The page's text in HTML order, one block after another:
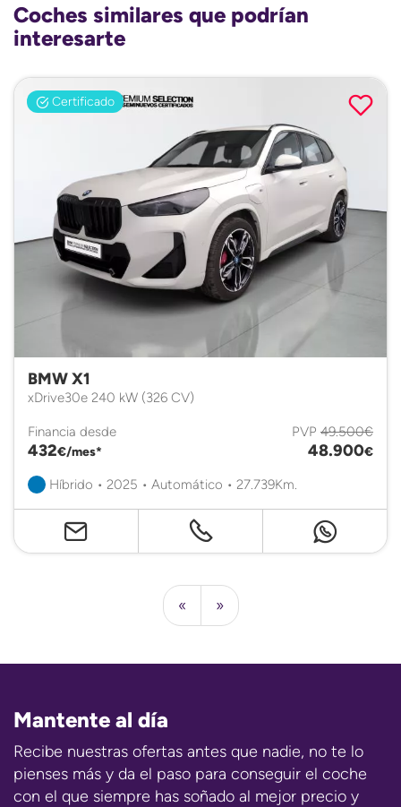
Coches similares que podrían
interesarte
Certificado
BMW X1
xDrive30e 240 kW (326 CV)
Financia desde
432€/mes*
PVP 49.500€
48.900€
Híbrido • 2025 • Automático • 27.739Km.
« »
Mantente al día
Recibe nuestras ofertas antes que nadie, no te lo
pienses más y da el paso para conseguir el coche
con el que siempre has soñado al mejor precio y